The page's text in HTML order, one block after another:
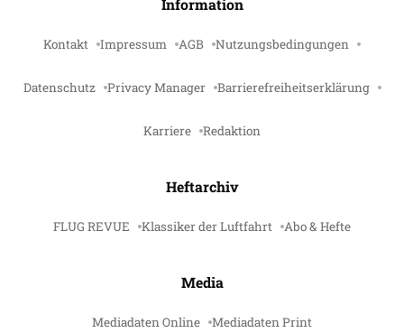
Information
Kontakt Impressum AGB Nutzungsbedingungen
Datenschutz Privacy Manager Barrierefreiheitserklärung
Karriere Redaktion
Heftarchiv
FLUG REVUE Klassiker der Luftfahrt Abo & Hefte
Media
Mediadaten Online Mediadaten Print